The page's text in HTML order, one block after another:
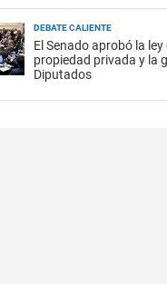
DEBATE CALIENTE
El Senado aprobó la
propiedad privada y la
Diputados